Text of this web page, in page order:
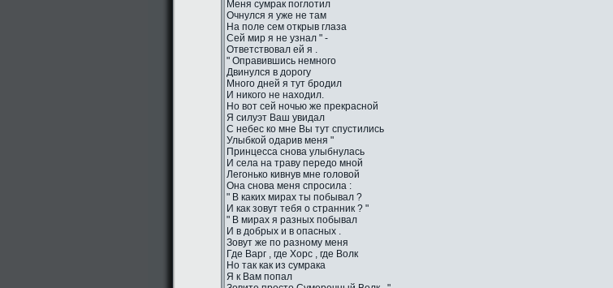
Меня сумрак поглотил
Очнулся я уже не там
На поле сем открыв глаза
Сей мир я не узнал " -
Ответствовал ей я .
" Оправившись немного
Двинулся в дорогу
Много дней я тут бродил
И никого не находил.
Но вот сей ночью же прекрасной
Я силуэт Ваш увидал
С небес ко мне Вы тут спустились
Улыбкой одарив меня "
Принцесса снова улыбнулась
И села на траву передо мной
Легонько кивнув мне головой
Она снова меня спросила :
" В каких мирах ты побывал ?
И как зовут тебя о странник ? "
" В мирах я разных побывал
И в добрых и в опасных .
Зовут же по разному меня
Где Варг , где Хорс , где Волк
Но так как из сумрака
Я к Вам попал